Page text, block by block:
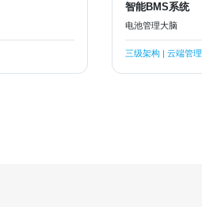
智能BMS系统
电池管理大脑
三级架构 | 云端管理